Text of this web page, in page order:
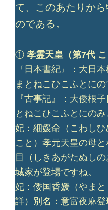
て、このあたりか
のである。
① 孝霊天皇（第7代 こ
『日本書紀』：大日
まとねこひこふとにの
『古事記』：大倭根
とねこひこふとにのみ
妃：細媛命（こわし
こと）孝元天皇の母
目（しきあがたぬし
城家が登場ですね。
妃：倭国香媛（やま
詳）別名：意富夜麻